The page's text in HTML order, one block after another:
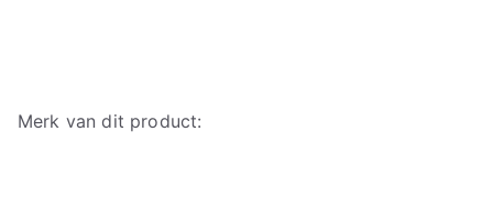
Merk van dit product: